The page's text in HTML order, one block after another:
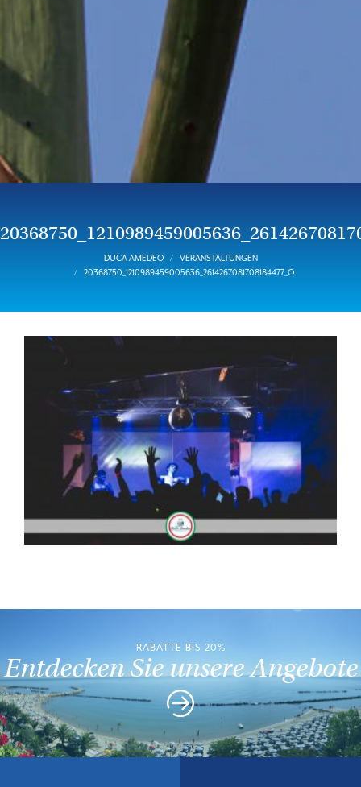
DUCA AMEDEO
VERANSTALTUNGEN
20368750_1210989459005636_2614267081708184477_O
RABATTE BIS 20%
Entdecken Sie unsere Angebote